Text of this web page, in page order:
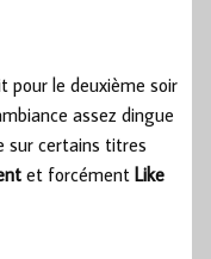
pour le deuxième soir
assez dingue
sur certains titres
et forcément Like